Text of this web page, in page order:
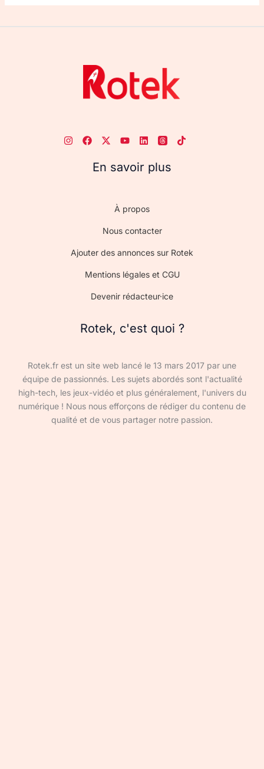
En savoir plus
À propos
Nous contacter
Ajouter des annonces sur Rotek
Mentions légales et CGU
Devenir rédacteur·ice
Rotek, c'est quoi ?
Rotek.fr est un site web lancé le 13 mars 2017 par une
équipe de passionnés. Les sujets abordés sont l'actualité
high-tech, les jeux-vidéo et plus généralement, l'univers du
numérique ! Nous nous efforçons de rédiger du contenu de
qualité et de vous partager notre passion.